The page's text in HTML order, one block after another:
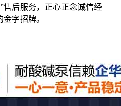
售后服务，正心正念诚信经
字招牌。